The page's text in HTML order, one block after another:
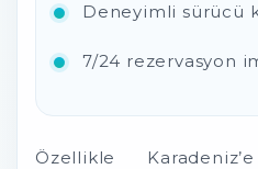
Deneyimli sürücü
7/24 rezervasyon
Özellikle